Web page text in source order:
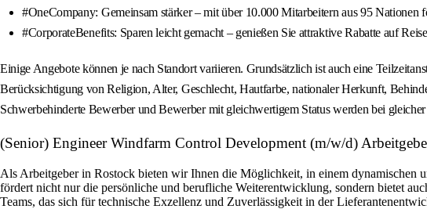
#OneCompany: Gemeinsam stärker – mit über 10.000 Mitarbeitern aus 95
#CorporateBenefits: Sparen leicht gemacht – genießen Sie attraktive Rabatte auf
Einige Angebote können je nach Standort variieren. Grundsätzlich ist auch eine
Berücksichtigung von Religion, Alter, Geschlecht, Hautfarbe, nationaler Herkunft,
Schwerbehinderte Bewerber und Bewerber mit gleichwertigem Status werden bei
(Senior) Engineer Windfarm Control Development (m/w/d)
Als Arbeitgeber in Rostock bieten wir Ihnen die Möglichkeit, in einem dynamischen
fördert nicht nur die persönliche und berufliche Weiterentwicklung, sondern bietet
Teams, das sich für technische Exzellenz und Zuverlässigkeit in der